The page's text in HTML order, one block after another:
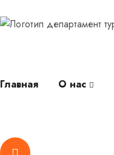
Главная О нас